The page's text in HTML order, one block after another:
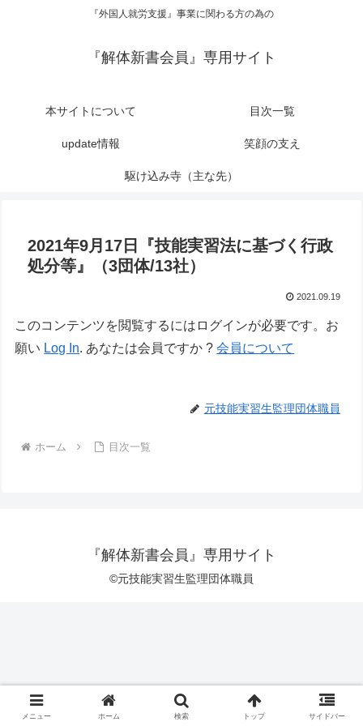
『外国人就労支援』事業に関わる方の為の
『解体新書会員』専用サイト
本サイトについて 目次一覧
update情報 笑顔の支え
駆け込み寺（主な先）
2021年9月17日『技能実習法に基づく行政
処分等』（3団体/13社）
2021.09.19
このコンテンツを閲覧するにはログインが必要です。お
願い Log In. あなたは会員ですか ?会員について
元技能実習生監理団体職員
ホーム 目次一覧
『解体新書会員』専用サイト
©元技能実習生監理団体職員
メニュー ホーム 検索 トップ サイドバー